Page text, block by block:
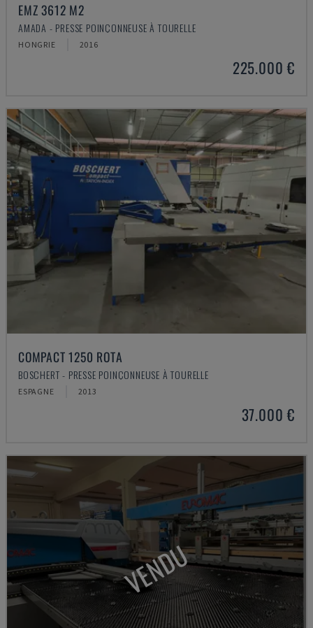
EMZ 3612 M2
AMADA - PRESSE POINÇONNEUSE À TOURELLE
HONGRIE 2016
225.000 €
COMPACT 1250 ROTA
BOSCHERT - PRESSE POINÇONNEUSE À TOURELLE
ESPAGNE 2013
37.000 €
VENDU